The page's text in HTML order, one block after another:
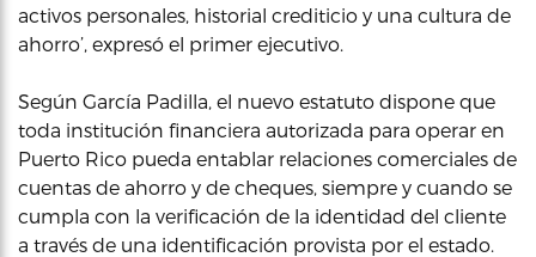
activos personales, historial crediticio y una cultura de
ahorro’, expresó el primer ejecutivo.
Según García Padilla, el nuevo estatuto dispone que
toda institución financiera autorizada para operar en
Puerto Rico pueda entablar relaciones comerciales de
cuentas de ahorro y de cheques, siempre y cuando se
cumpla con la verificación de la identidad del cliente
a través de una identificación provista por el estado.